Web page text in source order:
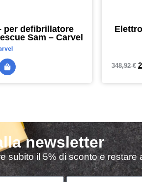
per defibrillatore
Sam – Carvel
348,92€
newsletter
subito il 5% di sconto e